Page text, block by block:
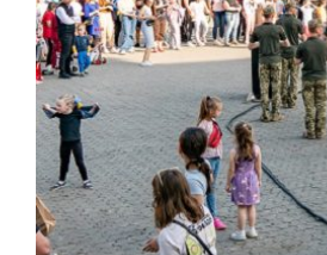
НОВИНИ
ФОТО